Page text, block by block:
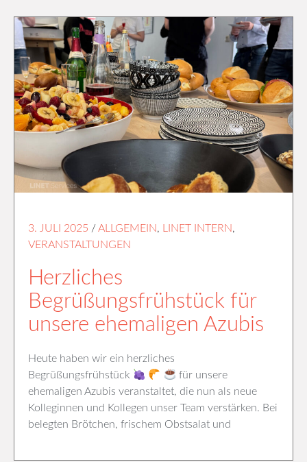
3. JULI 2025 /ALLGEMEIN, LINET INTERN,
VERANSTALTUNGEN
Herzliches
Begrüßungsfrühstück für
unsere ehemaligen Azubis
Heute haben wir ein herzliches
Begrüßungsfrühstück
für unsere
ehemaligen Azubis veranstaltet, die nun als neue
Kolleginnen und Kollegen unser Team verstärken. Bei
belegten Brötchen, frischem Obstsalat und